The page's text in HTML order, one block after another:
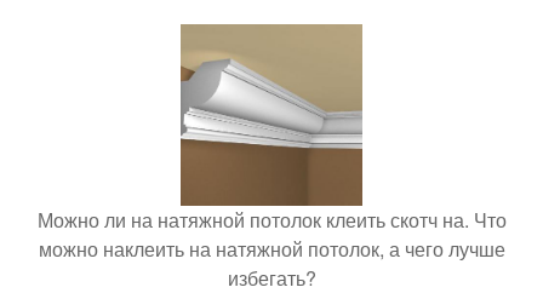
Можно ли на натяжной потолок клеить скотч на. Что
можно наклеить на натяжной потолок, а чего лучше
избегать?